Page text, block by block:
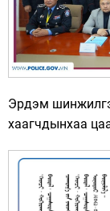
Эрдэм
хаагчдынхаа